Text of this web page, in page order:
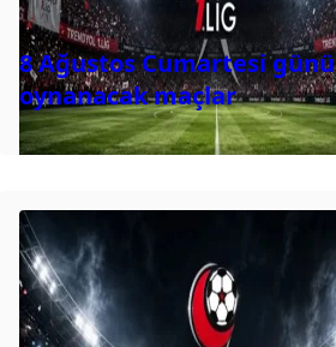
8 Ağustos Cumartesi günü
oynanacak maçlar